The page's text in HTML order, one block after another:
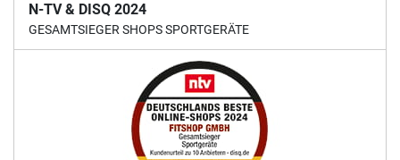
N-TV & DISQ 2024
GESAMTSIEGER SHOPS SPORTGERÄTE